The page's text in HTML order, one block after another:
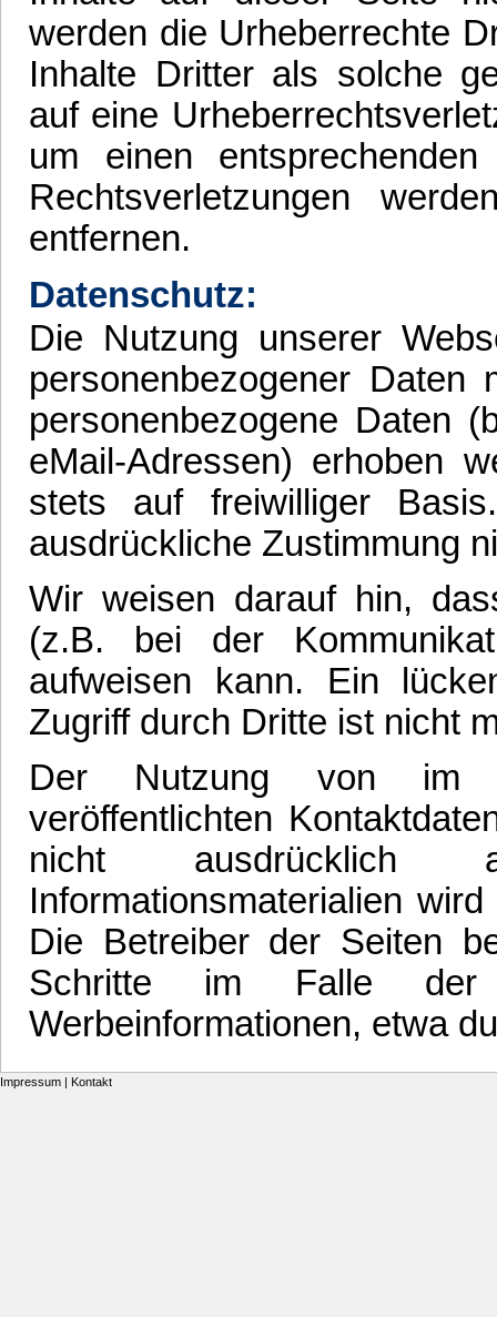
werden die Urheberrechte
Inhalte Dritter als solche
auf eine
um einen
Rechtsverletzungen
entfernen.
Datenschutz:
Die Nutzung unserer
personenbezogener
personenbezogene Daten
eMail-Adressen) erhoben
stets auf freiwilliger
ausdrückliche Zustimmung
Wir weisen darauf hin,
(z.B. bei der
aufweisen kann. Ein
Zugriff durch Dritte ist nicht
Der Nutzung von im
veröffentlichten
nicht ausdrücklich
Informationsmaterialien
Die Betreiber der Seiten
Schritte im Falle der
Werbeinformationen, etwa
Impressum | Kontakt